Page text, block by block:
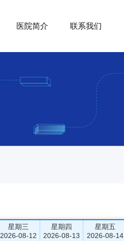
医院简介 联系我们
星期三
2026-08-12
星期四
2026-08-13
星期五
2026-08-14